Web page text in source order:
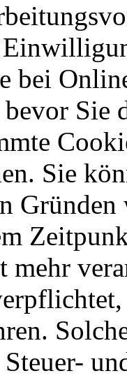
bei
Sie
Sie
mehr